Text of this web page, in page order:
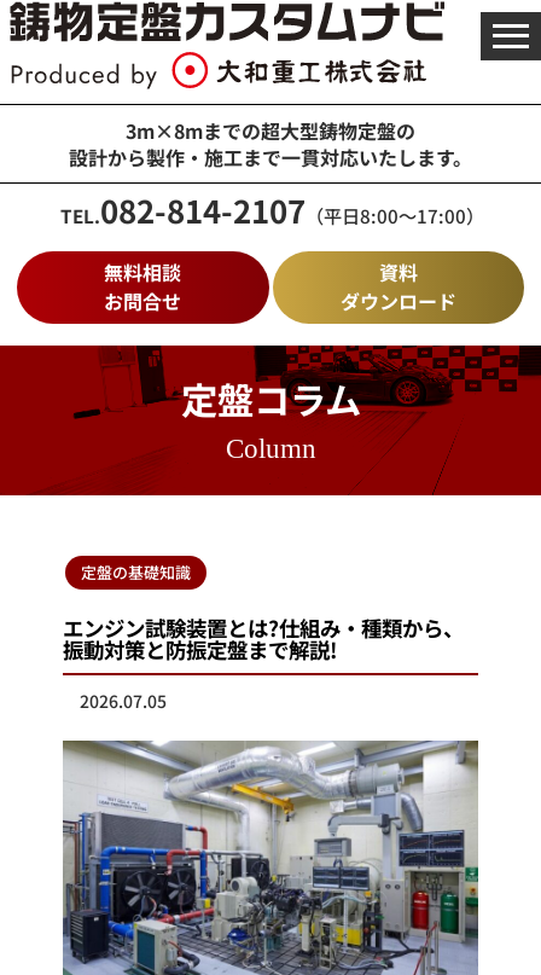
3m×8mまでの超大型鋳物定盤の
設計から製作・施工まで一貫対応いたします。
TEL.082-814-2107 （平日8:00～17:00）
無料相談
お問合せ
資料
ダウンロード
メ
ニ
ー
く
定盤コラム
Column
定盤の基礎知識
エンジン試験装置とは?仕組み・種類から、
振動対策と防振定盤まで解説!
2026.07.05